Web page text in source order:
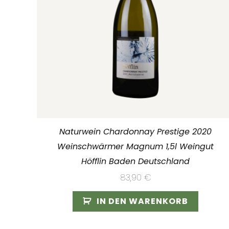
Naturwein Chardonnay Prestige 2020
Weinschwärmer Magnum 1,5l Weingut
Höfflin Baden Deutschland
83,90 €
IN DEN WARENKORB